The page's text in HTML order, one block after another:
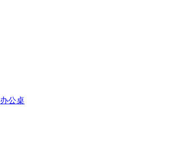
办公桌